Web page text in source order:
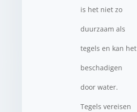
is het niet zo
duurzaam als
tegels en kan het
beschadigen
door water.
Tegels vereisen